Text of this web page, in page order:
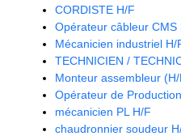
CORDISTE H/F
Opérateur câbleur CMS
Mécanicien industriel H/
TECHNICIEN /
Monteur assembleur
Opérateur de
mécanicien PL H/F
chaudronnier soudeur